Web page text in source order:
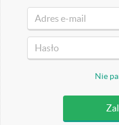
Nie